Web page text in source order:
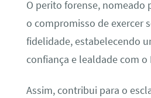
O perito forense, nomeado
o compromisso de exercer
fidelidade, estabelecendo
confiança e lealdade com
Assim, contribui para o